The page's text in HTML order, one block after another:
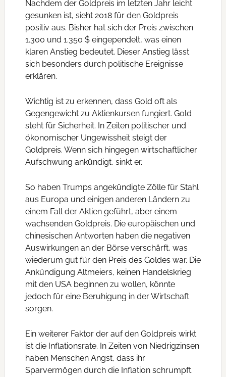
Nachdem der Goldpreis im letzten Jahr leicht
gesunken ist, sieht 2018 für den Goldpreis
positiv aus. Bisher hat sich der Preis zwischen
1.300 und 1.350 $ eingependelt, was einen
klaren Anstieg bedeutet. Dieser Anstieg lässt
sich besonders durch politische Ereignisse
erklären.
Wichtig ist zu erkennen, dass Gold oft als
Gegengewicht zu Aktienkursen fungiert. Gold
steht für Sicherheit. In Zeiten politischer und
ökonomischer Ungewissheit steigt der
Goldpreis. Wenn sich hingegen wirtschaftlicher
Aufschwung ankündigt, sinkt er.
So haben Trumps angekündigte Zölle für Stahl
aus Europa und einigen anderen Ländern zu
einem Fall der Aktien geführt, aber einem
wachsenden Goldpreis. Die europäischen und
chinesischen Antworten haben die negativen
Auswirkungen an der Börse verschärft, was
wiederum gut für den Preis des Goldes war. Die
Ankündigung Altmeiers, keinen Handelskrieg
mit den USA beginnen zu wollen, könnte
jedoch für eine Beruhigung in der Wirtschaft
sorgen.
Ein weiterer Faktor der auf den Goldpreis wirkt
ist die Inflationsrate. In Zeiten von Niedrigzinsen
haben Menschen Angst, dass ihr
Sparvermögen durch die Inflation schrumpft.